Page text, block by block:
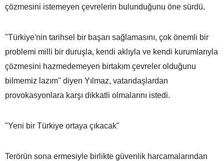
çözmesini istemeyen çevrelerin bulunduğunu öne sürdü.
"Türkiye'nin tarihsel bir başarı sağlamasını, çok önemli bir
problemi milli bir duruşla, kendi aklıyla ve kendi kurumlarıyla
çözmesini hazmedemeyen birtakım çevreler olduğunu
bilmemiz lazım" diyen Yılmaz, vatandaşlardan
provokasyonlara karşı dikkatli olmalarını istedi.
"Yeni bir Türkiye ortaya çıkacak"
Terörün sona ermesiyle birlikte güvenlik harcamalarından